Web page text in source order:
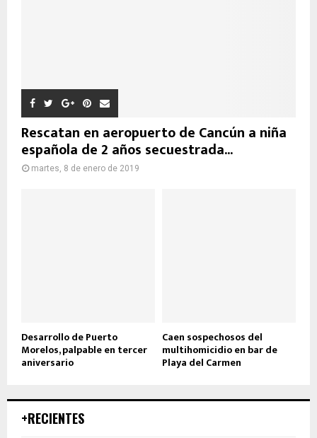
Rescatan en aeropuerto de Cancún a niña
española de 2 años secuestrada...
martes, 8 de enero de 2019
Desarrollo de Puerto
Morelos, palpable en tercer
aniversario
Caen sospechosos del
multihomicidio en bar de
Playa del Carmen
+RECIENTES